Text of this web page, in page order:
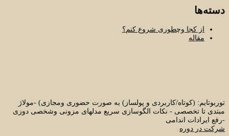
دسته‌ها
از کجا وچطوری شروع کنم؟
مقاله
توربوتایم: (کوتاه/کاربردی و پولساز) به صورت حضوری ومجازی) -مولاژ
مبتدی تا تخصصی - نکات الگوسازی سریع مدلهای مزونی وشخصی دوزی
-رفع ایرادات اندامی
شرکت در دوره